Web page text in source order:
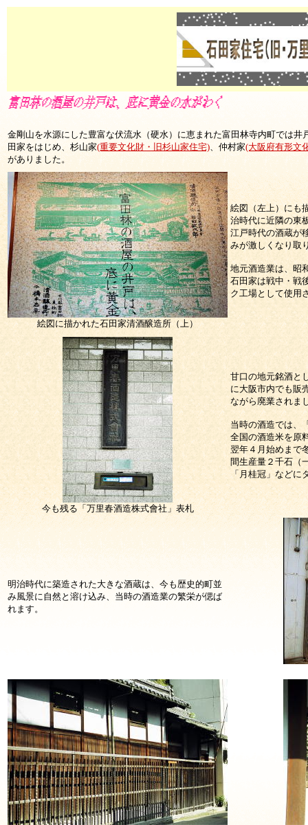
金剛山を水源にした豊富な伏流水（硬水）に恵まれた富田林寺内町では
田家をはじめ、杉山家(重要文化財・旧杉山家住宅)、仲村家(大阪府有形文
がありました。
絵図に描かれた石田家清酒醸造所（上）
絵図（左上）にも
治時代に近隣の東
江戸時代の酒蔵が
みが激しくなり取
地元酒造業は、昭
石田家は戦中・戦
ク工場として使用
今も残る「万里春酒造株式會社」表札
甘口の地元銘酒と
に大阪市内でも販
ながら廃業されま
当時の酒造では、
全国の酒造米を原
翌年４月始めまで
間生産量２千石（
「月桂冠」などに
明治時代に築造された大きな酒蔵は、今も歴史的町並
み風景に自然と溶け込み、当時の酒造業の繁栄が偲ば
れます。